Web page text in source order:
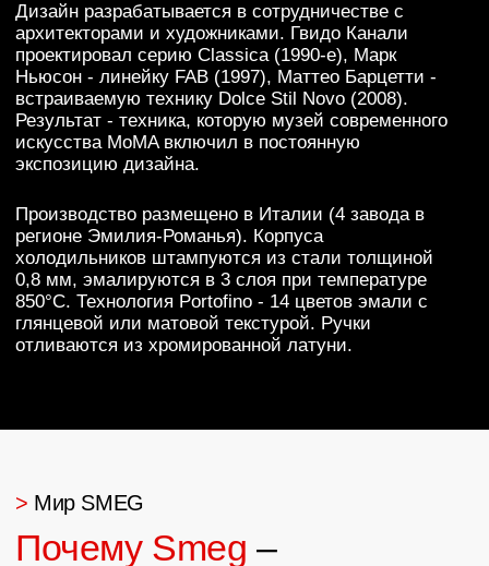
Возможность полностью оснастить кухню в
едином стиле, от крупной техники до
мельчайших деталей.
Инновационные технологии
От энергоэффективности класса А+++ до
Высокое качество и долговечность
передовые технологии производства,
обеспечивая долгий срок службы своих
приборов (до 10 лет гарантии на некоторые
модели).
Итальянский дизайн
Утонченные линии, премиальные материалы
(нержавеющая сталь, стекло, медь) и внимание
к деталям, включая культовый ретро-стиль 50-х
годов.